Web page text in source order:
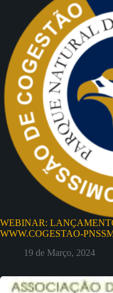
WEBINAR:
WWW.COGESTAO-
19 de Março, 2024